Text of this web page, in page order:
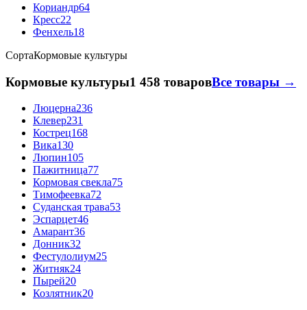
Кориандр64
Кресс22
Фенхель18
СортаКормовые культуры
Кормовые культуры1 458 товаровВсе товары →
Люцерна236
Клевер231
Кострец168
Вика130
Люпин105
Пажитница77
Кормовая свекла75
Тимофеевка72
Суданская трава53
Эспарцет46
Амарант36
Донник32
Фестулолиум25
Житняк24
Пырей20
Козлятник20